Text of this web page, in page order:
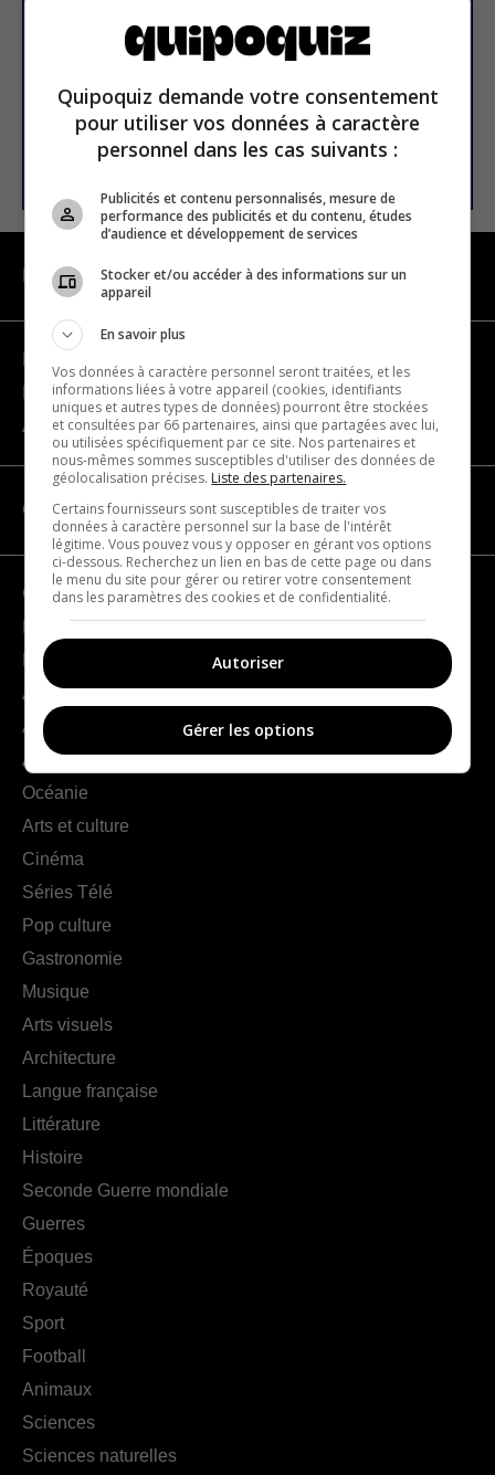
S’INSCRIRE
NAVIGATION
Nous joindre
À propos
CATÉGORIES
Géographie
France
Europe
Amériques
Asie
Afrique
Océanie
Arts et culture
Cinéma
Séries Télé
Pop culture
Gastronomie
Musique
Arts visuels
Architecture
Langue française
Littérature
Histoire
Seconde Guerre mondiale
Guerres
Époques
Royauté
Sport
Football
Animaux
Sciences
Sciences naturelles
Quipoquiz demande votre consentement
pour utiliser vos données à caractère
personnel dans les cas suivants :
Publicités et contenu personnalisés, mesure de
performance des publicités et du contenu, études
d’audience et développement de services
Stocker et/ou accéder à des informations sur un
appareil
En savoir plus
Vos données à caractère personnel seront traitées, et les
informations liées à votre appareil (cookies, identifiants
uniques et autres types de données) pourront être stockées
et consultées par 66 partenaires, ainsi que partagées avec lui,
ou utilisées spécifiquement par ce site. Nos partenaires et
nous-mêmes sommes susceptibles d'utiliser des données de
géolocalisation précises. Liste des partenaires.
Certains fournisseurs sont susceptibles de traiter vos
données à caractère personnel sur la base de l'intérêt
légitime. Vous pouvez vous y opposer en gérant vos options
ci-dessous. Recherchez un lien en bas de cette page ou dans
le menu du site pour gérer ou retirer votre consentement
dans les paramètres des cookies et de confidentialité.
Autoriser
Gérer les options